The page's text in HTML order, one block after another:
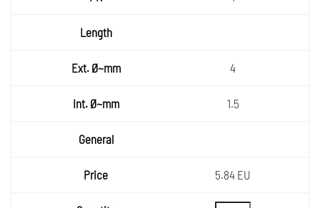
4
1.5
5.84 EU